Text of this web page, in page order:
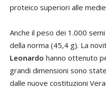
proteico superiori alle
Anche il peso dei 1.000 semi
della norma (45,4 g). La
Leonardo hanno ottenuto
grandi dimensioni sono
dalle nuove costituzioni